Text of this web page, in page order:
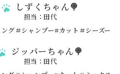
しずくちゃん🍭
担当：田代
ジッパーちゃん🍭
担当：田代